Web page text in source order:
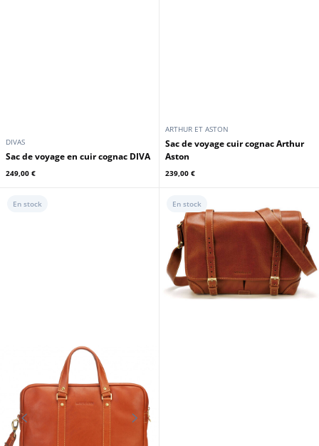
DIVAS
Sac de voyage en cuir cognac DIVA
249,00 €
ARTHUR ET ASTON
Sac de voyage cuir cognac Arthur
Aston
239,00 €
En stock En stock